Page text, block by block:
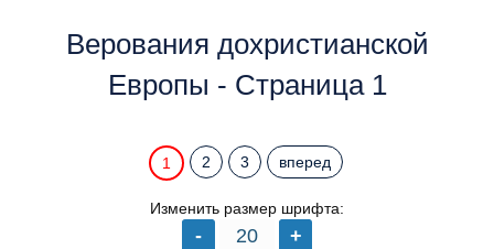
Верования дохристианской
Европы - Страница 1
1 2 3 вперед
Изменить размер шрифта: